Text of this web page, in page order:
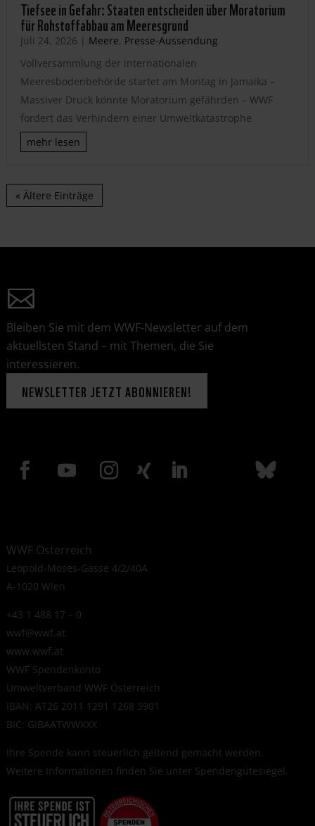
Tiefsee in Gefahr: Staaten entscheiden über Moratorium
für Rohstoffabbau am Meeresgrund
Juli 24, 2026 | Meere, Presse-Aussendung
Vollversammlung der internationalen
Meeresbodenbehörde startet am Montag in Jamaika –
Massiver Druck könnte Moratorium gefährden – WWF
fordert das Verhindern einer Umweltkatastrophe
mehr lesen
« Ältere Einträge
Bleiben Sie mit dem WWF-Newsletter auf dem
aktuellsten Stand – mit Themen, die Sie
interessieren.
NEWSLETTER JETZT ABONNIEREN!
WWF Österreich
Leopold-Moses-Gasse 4/2/40A
A-1020 Wien
+43 1 488 17 – 0
wwf@wwf.at
www.wwf.at
WWF Spendenkonto
Umweltverband WWF Österreich
IBAN: AT26 2011 1291 1268 3901
BIC: GIBAATWWXXX
Ihre Spende kann steuerlich geltend gemacht werden.
Weitere Informationen finden Sie unter Spendengütesiegel.